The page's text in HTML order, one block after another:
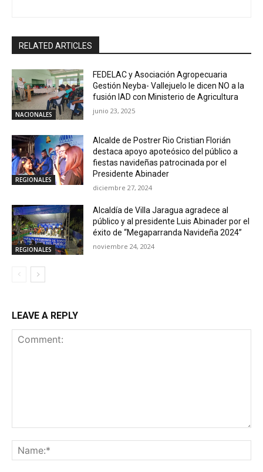
RELATED ARTICLES
NACIONALES
FEDELAC y Asociación Agropecuaria
Gestión Neyba- Vallejuelo le dicen NO a la
fusión IAD con Ministerio de Agricultura
junio 23, 2025
REGIONALES
Alcalde de Postrer Rio Cristian Florián
destaca apoyo apoteósico del público a
fiestas navideñas patrocinada por el
Presidente Abinader
diciembre 27, 2024
REGIONALES
Alcaldía de Villa Jaragua agradece al
público y al presidente Luis Abinader por el
éxito de “Megaparranda Navideña 2024”
noviembre 24, 2024
LEAVE A REPLY